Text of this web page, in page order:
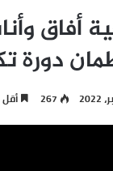
أفاق
دورة
267